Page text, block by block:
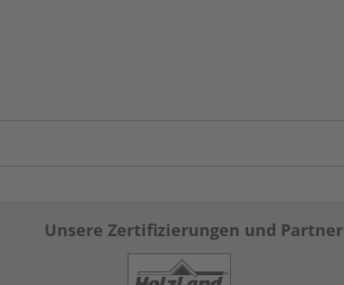
Unsere Zertifizierungen und Partner